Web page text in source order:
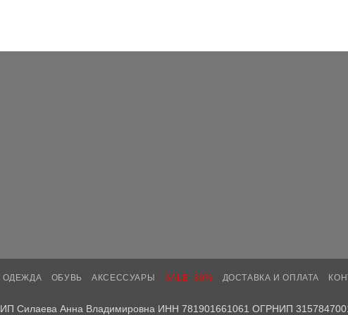
ОДЕЖДА ОБУВЬ АКСЕССУАРЫ SALE -30% ДОСТАВКА И ОПЛАТА
ИП Силаева Анна Владимировна ИНН 781901661061 ОГРНИП